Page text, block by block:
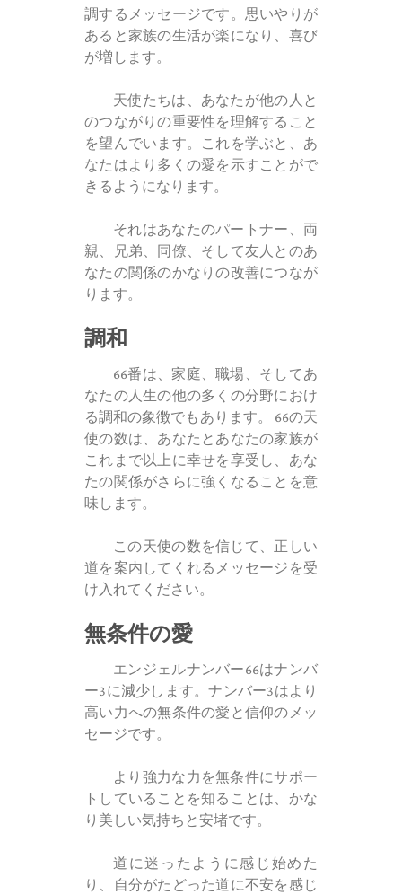
調するメッセージです。思いやりが
あると家族の生活が楽になり、喜び
が増します。
天使たちは、あなたが他の人と
のつながりの重要性を理解すること
を望んでいます。これを学ぶと、あ
なたはより多くの愛を示すことがで
きるようになります。
それはあなたのパートナー、両
親、兄弟、同僚、そして友人とのあ
なたの関係のかなりの改善につなが
ります。
調和
66番は、家庭、職場、そしてあ
なたの人生の他の多くの分野におけ
る調和の象徴でもあります。 66の天
使の数は、あなたとあなたの家族が
これまで以上に幸せを享受し、あな
たの関係がさらに強くなることを意
味します。
この天使の数を信じて、正しい
道を案内してくれるメッセージを受
け入れてください。
無条件の愛
エンジェルナンバー66はナンバ
ー3に減少します。ナンバー3はより
高い力への無条件の愛と信仰のメッ
セージです。
より強力な力を無条件にサポー
トしていることを知ることは、かな
り美しい気持ちと安堵です。
道に迷ったように感じ始めた
り、自分がたどった道に不安を感じ